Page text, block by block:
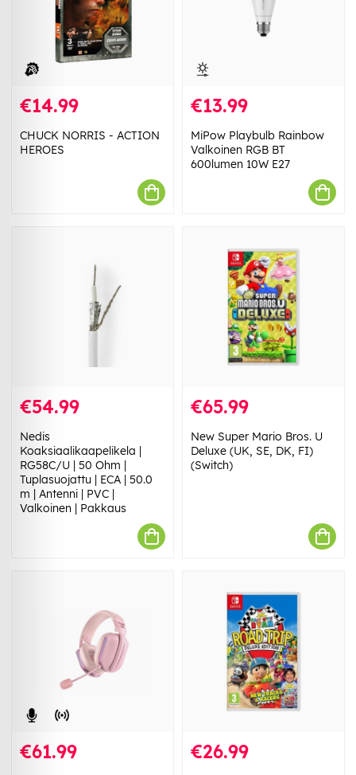
€14.99
CHUCK NORRIS - ACTION
HEROES
€13.99
MiPow Playbulb Rainbow
Valkoinen RGB BT
600lumen 10W E27
€54.99
Nedis
Koaksiaalikaapelikela |
RG58C/U | 50 Ohm |
Tuplasuojattu | ECA | 50.0
m | Antenni | PVC |
Valkoinen | Pakkaus
€65.99
New Super Mario Bros. U
Deluxe (UK, SE, DK, FI)
(Switch)
€61.99 €26.99